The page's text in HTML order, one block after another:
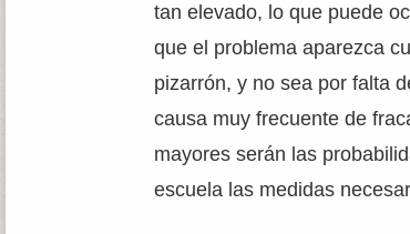
tan elevado, lo que puede
que el problema aparezca
pizarrón, y no sea por falta
causa muy frecuente de
mayores serán las
escuela las medidas